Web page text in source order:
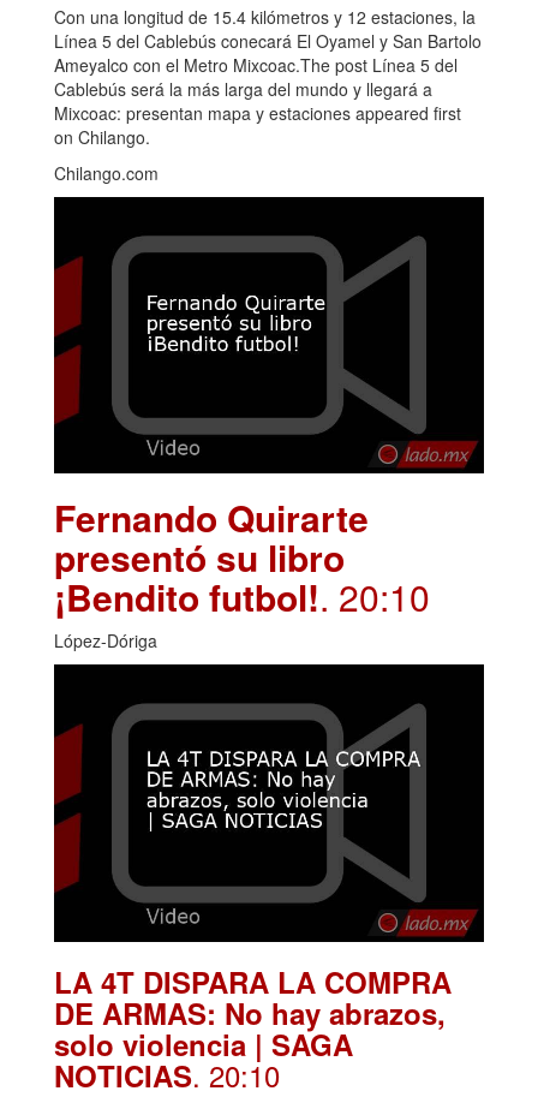
Con una longitud de 15.4 kilómetros y 12 estaciones, la
Línea 5 del Cablebús conecará El Oyamel y San Bartolo
Ameyalco con el Metro Mixcoac.The post Línea 5 del
Cablebús será la más larga del mundo y llegará a
Mixcoac: presentan mapa y estaciones appeared first
on Chilango.
Chilango.com
Fernando Quirarte
presentó su libro
¡Bendito futbol!. 20:10
López-Dóriga
LA 4T DISPARA LA COMPRA
DE ARMAS: No hay abrazos,
solo violencia | SAGA
NOTICIAS. 20:10